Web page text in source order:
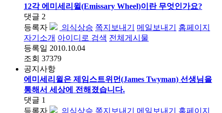
12각 에미세리윌(Emissary Wheel)이란 무엇인가요?
댓글 2
등록자
의식상승 쪽지보내기 메일보내기
홈페이지
자기소개 아이디로 검색 전체게시물
등록일 2010.10.04
조회 37379
공지사항
에미세리윌은 제임스트위먼(James Twyman) 선생님을
통해서 세상에 전해졌습니다.
댓글 1
등록자
의식상승 쪽지보내기 메일보내기
홈페이지